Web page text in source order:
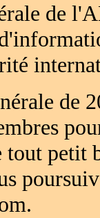
de
de
tout petit